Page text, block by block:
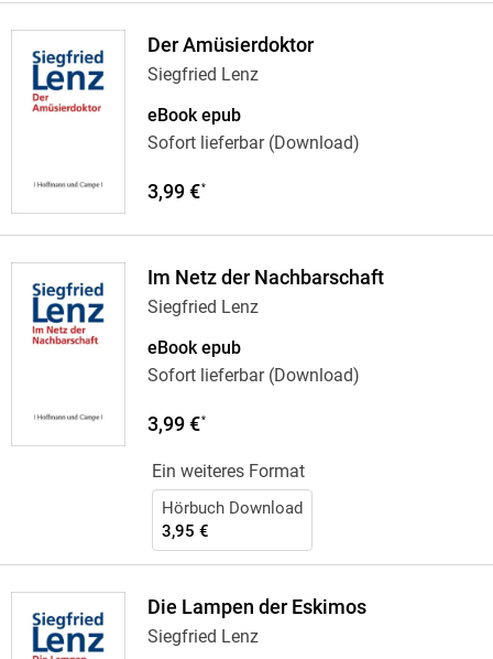
Der Amüsierdoktor
Siegfried Lenz
eBook epub
Sofort lieferbar (Download)
3,99 €*
Im Netz der Nachbarschaft
Siegfried Lenz
eBook epub
Sofort lieferbar (Download)
3,99 €*
Ein weiteres Format
Hörbuch Download
3,95 €
Die Lampen der Eskimos
Siegfried Lenz